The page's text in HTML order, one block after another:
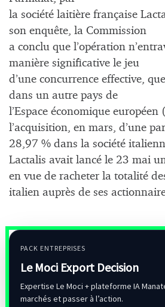
la société laitière française
son enquête, la Commission
a conclu que l’opération
manière significative le jeu
d’une concurrence effective,
dans un autre pays de
l’Espace économique européen
l’acquisition, en mars, d’une
28,97 % dans la société
Lactalis avait lancé le 23 mai
en vue de racheter la totalité
italien auprès de ses
PACK ENTREPRISES
Le Moci Export Decision
Expertise Le Moci + plateforme IA
marchés et passer à l’action.